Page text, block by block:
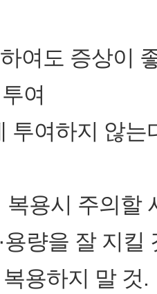
여도 증상이
여
투여하지 않
복용시 주의할
용량을 잘 지킬
용하지 말 것.